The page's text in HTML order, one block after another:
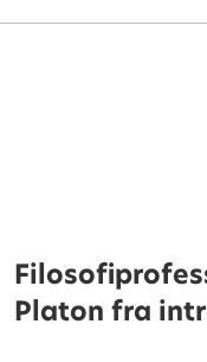
Platon fra